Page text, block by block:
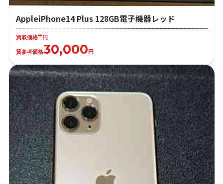
AppleiPhone14 Plus 128GB電子機器レッド
買取価格-円
質参考価格30,000円